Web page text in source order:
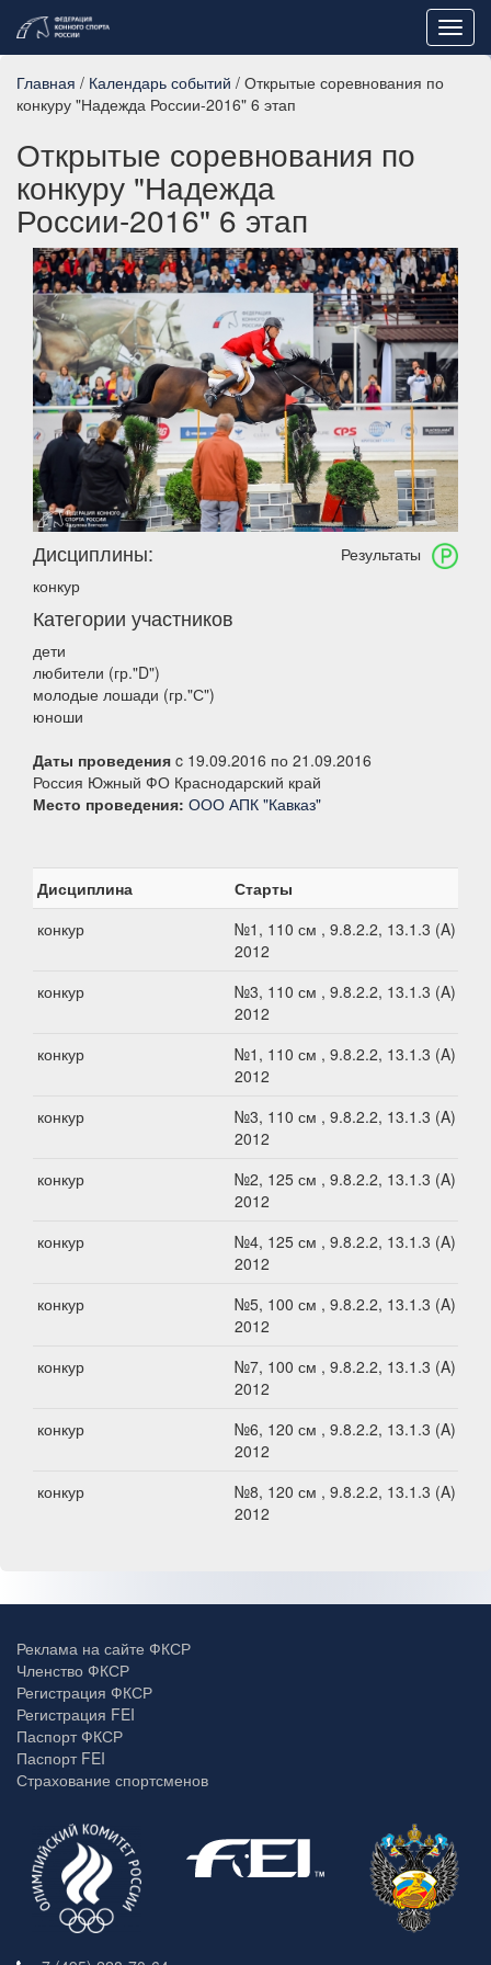
Главная / Календарь событий / Открытые соревнования по
конкуру "Надежда России-2016" 6 этап
Открытые соревнования по
конкуру "Надежда
России-2016" 6 этап
Результаты
Дисциплины:
конкур
Категории участников
дети
любители (гр."D")
молодые лошади (гр."С")
юноши
Даты проведения c 19.09.2016 по 21.09.2016
Россия Южный ФО Краснодарский край
Место проведения: ООО АПК "Кавказ"
Дисциплина
Старты
конкур
№1, 110 см , 9.8.2.2, 13.1.3 (A) -
2012
конкур
№3, 110 см , 9.8.2.2, 13.1.3 (A) -
2012
конкур
№1, 110 см , 9.8.2.2, 13.1.3 (A) -
2012
конкур
№3, 110 см , 9.8.2.2, 13.1.3 (A) -
2012
конкур
№2, 125 см , 9.8.2.2, 13.1.3 (A) -
2012
конкур
№4, 125 см , 9.8.2.2, 13.1.3 (A) -
2012
конкур
№5, 100 см , 9.8.2.2, 13.1.3 (A) -
2012
конкур
№7, 100 см , 9.8.2.2, 13.1.3 (A) -
2012
конкур
№6, 120 см , 9.8.2.2, 13.1.3 (A) -
2012
конкур
№8, 120 см , 9.8.2.2, 13.1.3 (A) -
2012
Реклама на сайте ФКСР
Членство ФКСР
Регистрация ФКСР
Регистрация FEI
Паспорт ФКСР
Паспорт FEI
Страхование спортсменов